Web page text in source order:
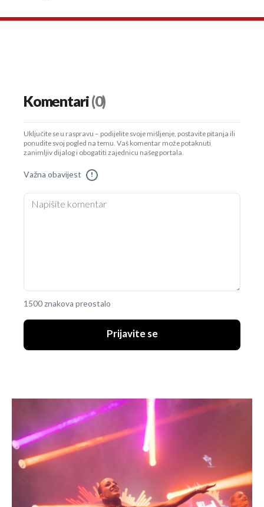
Komentari(0)
Uključite se u raspravu – podijelite svoje mišljenje, postavite pitanja ili
ponudite svoj pogled na temu. Vaš komentar može potaknuti
zanimljiv dijalog i obogatiti zajednicu našeg portala.
Važna obavijest !
1500 znakova preostalo
Prijavite se